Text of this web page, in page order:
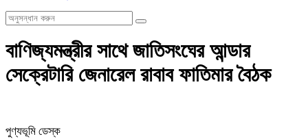
বাণিজ্যমন্ত্রীর সাথে জাতিসংঘের আন্ডার
সেক্রেটারি জেনারেল রাবাব ফাতিমার বৈঠক
পুণ্যভূমি ডেস্ক